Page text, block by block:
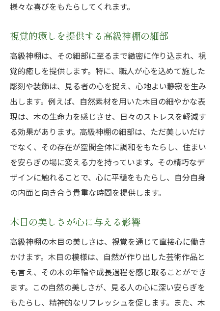
様々な喜びをもたらしてくれます。
視覚的癒しを提供する高級神棚の細部
高級神棚は、その細部に至るまで緻密に作り込まれ、視
覚的癒しを提供します。特に、職人が心を込めて施した
彫刻や装飾は、見る者の心を捉え、心地よい静寂を生み
出します。例えば、自然素材を用いた木目の細やかな表
現は、木の生命力を感じさせ、日々のストレスを軽減す
る効果があります。高級神棚の細部は、ただ美しいだけ
でなく、その存在が空間全体に調和をもたらし、住まい
を安らぎの場に変える力を持っています。その精巧なデ
ザインに触れることで、心に平穏をもたらし、自分自身
の内面と向き合う貴重な時間を提供します。
木目の美しさが心に与える影響
高級神棚の木目の美しさは、視覚を通じて直接心に働き
かけます。木目の模様は、自然が作り出した芸術作品と
も言え、その木の年輪や成長過程を感じ取ることができ
ます。この自然の美しさが、見る人の心に深い安らぎを
もたらし、精神的なリフレッシュを促します。また、木